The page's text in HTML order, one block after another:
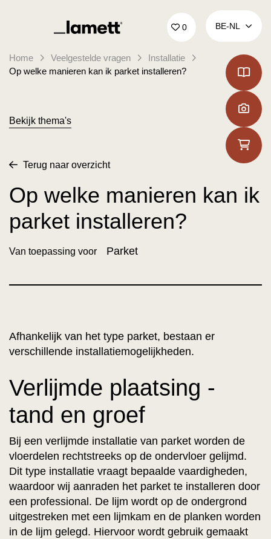
Terug naar home 0 BE‑NL
Home Veelgestelde vragen
Installatie
Op welke manieren kan ik parket installeren?
Bekijk thema's
Terug naar overzicht
Op welke manieren kan ik
parket installeren?
Van toepassing voor Parket
Afhankelijk van het type parket, bestaan er
verschillende installatiemogelijkheden.
Verlijmde plaatsing -
tand en groef
Bij een verlijmde installatie van parket worden de
vloerdelen rechtstreeks op de ondervloer gelijmd.
Dit type installatie vraagt bepaalde vaardigheden,
waardoor wij aanraden het parket te installeren door
een professional. De lijm wordt op de ondergrond
uitgestreken met een lijmkam en de planken worden
in de lijm gelegd. Hiervoor wordt gebruik gemaakt